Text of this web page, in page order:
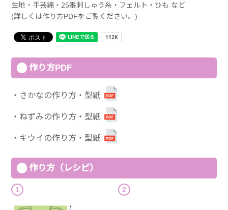
生地・手芸綿・25番刺しゅう糸・フェルト・ひも など
(詳しくは作り方PDFをご覧ください。)
作り方PDF
さかなの作り方・型紙
ねずみの作り方・型紙
キウイの作り方・型紙
作り方（レシピ）
1 2